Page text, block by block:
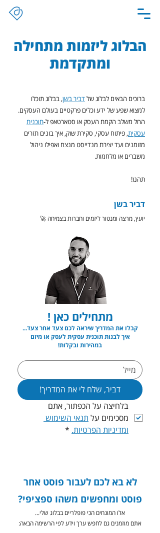
הבלוג ליזמות מתחילה
ומתקדמת
ברוכים הבאים לבלוג שלדביר בשן, בבלוג תוכלו
למצוא שפע של ידע וכלים פרקטיים בעולם העסקים.
החל משלב הקמת העסק או סטארטאפ ל-תוכנית
עסקית, פיתוח עסקי, סקירת שוק, איך בונים תזרים
מזומנים ועד יצירת מנדייסט מנצח ואפילו ניהול
משברים או מלחמות.
תהנו!
דביר בשן
יועץ, מרצה ומנטור ליזמים וחברות בצמיחה 🚀
מתחילים כאן !
קבלו את המדריך שיראה לכם צעד אחר צעד...
איך לבנות תוכנית עסקית לעסק או מיזם
במהירות ובקלות!
דביר, שלח לי את המדריך!
מסכימים על
ומדיניות הפרטיות. *
לא בא לכם לעבור פוסט אחר
פוסט ומחפשים משהו ספציפי?
אלו המונחים הכי פופלריים בבלוג שלי...
אתם מוזמנים גם לחפש ערך וידע לפי הרשימה הבאה: